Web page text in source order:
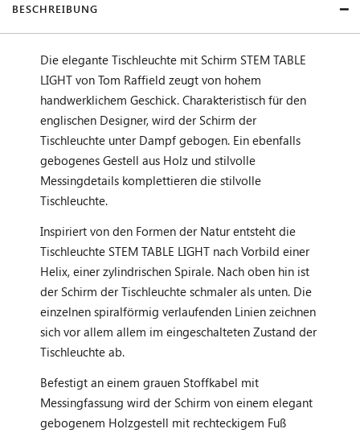
BESCHREIBUNG
Die elegante Tischleuchte mit Schirm STEM TABLE
LIGHT von Tom Raffield zeugt von hohem
handwerklichem Geschick. Charakteristisch für den
englischen Designer, wird der Schirm der
Tischleuchte unter Dampf gebogen. Ein ebenfalls
gebogenes Gestell aus Holz und stilvolle
Messingdetails komplettieren die stilvolle
Tischleuchte.
Inspiriert von den Formen der Natur entsteht die
Tischleuchte STEM TABLE LIGHT nach Vorbild einer
Helix, einer zylindrischen Spirale. Nach oben hin ist
der Schirm der Tischleuchte schmaler als unten. Die
einzelnen spiralförmig verlaufenden Linien zeichnen
sich vor allem allem im eingeschalteten Zustand der
Tischleuchte ab.
Befestigt an einem grauen Stoffkabel mit
Messingfassung wird der Schirm von einem elegant
gebogenem Holzgestell mit rechteckigem Fuß